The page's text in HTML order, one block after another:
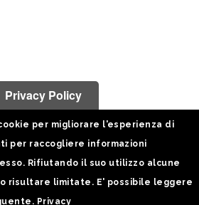
Privacy Policy
per migliorare l'esperienza di
per raccogliere informazioni
Rifiutando il suo utilizzo alcune
risultare limitate. E' possibile leggere
Privacy